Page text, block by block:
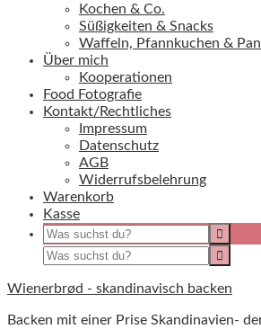
Kochen & Co.
Süßigkeiten & Snacks
Waffeln, Pfannkuchen &
Über mich
Kooperationen
Food Fotografie
Kontakt/Rechtliches
Impressum
Datenschutz
AGB
Widerrufsbelehrung
Warenkorb
Kasse
Wienerbrød - skandinavisch backen
Backen mit einer Prise Skandinavien-